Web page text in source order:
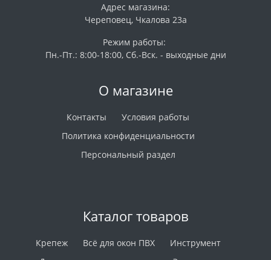
О магазине
Контакты
Условия работы
Политика конфиденциальности
Персональный раздел
Каталог товаров
Крепеж Всё для окон ПВХ
Инструмент
Адрес магазина:
Череповец, Чкалова 23а
Режим работы:
Пн.-Пт.: 8:00-18:00, Сб.-Вск. - выходные дни